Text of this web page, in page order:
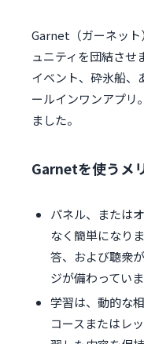
Garnet（ガーネット
ュニティを団結させ
イベント、砕氷船、
ールインワンアプリ
ました。
Garnetを使うメ
パネル、または
なく簡単になり
答、および聴衆
ジが備わっていま
学習は、動的な
コースまたはレ